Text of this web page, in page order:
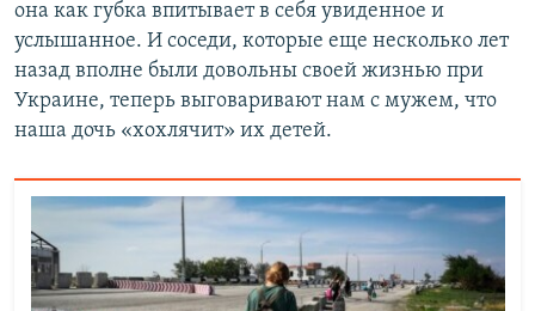
она как губка впитывает в себя увиденное и
услышанное. И соседи, которые еще несколько лет
назад вполне были довольны своей жизнью при
Украине, теперь выговаривают нам с мужем, что
наша дочь «хохлячит» их детей.